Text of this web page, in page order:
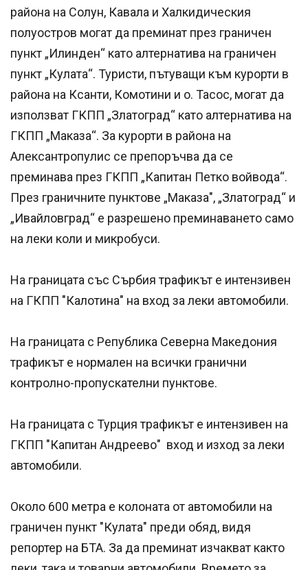
района на Солун, Кавала и Халкидическия
полуостров могат да преминат през граничен
пункт „Илинден“ като алтернатива на граничен
пункт „Кулата“. Туристи, пътуващи към курорти в
района на Ксанти, Комотини и о. Тасос, могат да
използват ГКПП „Златоград“ като алтернатива на
ГКПП „Маказа“. За курорти в района на
Алексантропулис се препоръчва да се
преминава през ГКПП „Капитан Петко войвода“.
През граничните пунктове „Маказа", „Златоград“ и
„Ивайловград“ е разрешено преминаването само
на леки коли и микробуси.
На границата със Сърбия трафикът е интензивен
на ГКПП "Калотина" на вход за леки автомобили.
На границата с Република Северна Македония
трафикът е нормален на всички гранични
контролно-пропускателни пунктове.
На границата с Турция трафикът е интензивен на
ГКПП "Капитан Андреево" вход и изход за леки
автомобили.
Около 600 метра е колоната от автомобили на
граничен пункт "Кулата" преди обяд, видя
репортер на БТА. За да преминат изчакват както